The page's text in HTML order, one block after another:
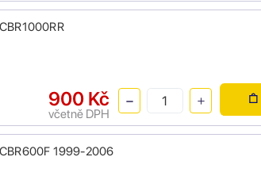
900 Kč
včetně DPH
1999-2006